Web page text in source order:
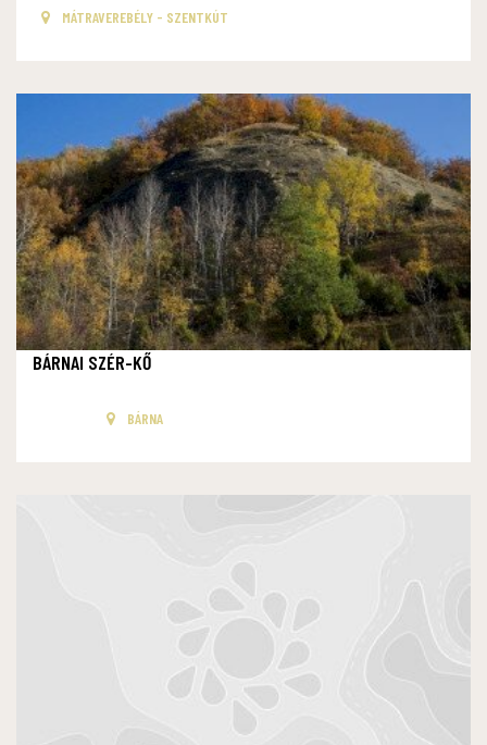
MÁTRAVEREBÉLY - SZENTKÚT
BÁRNAI SZÉR-KŐ
BÁRNA